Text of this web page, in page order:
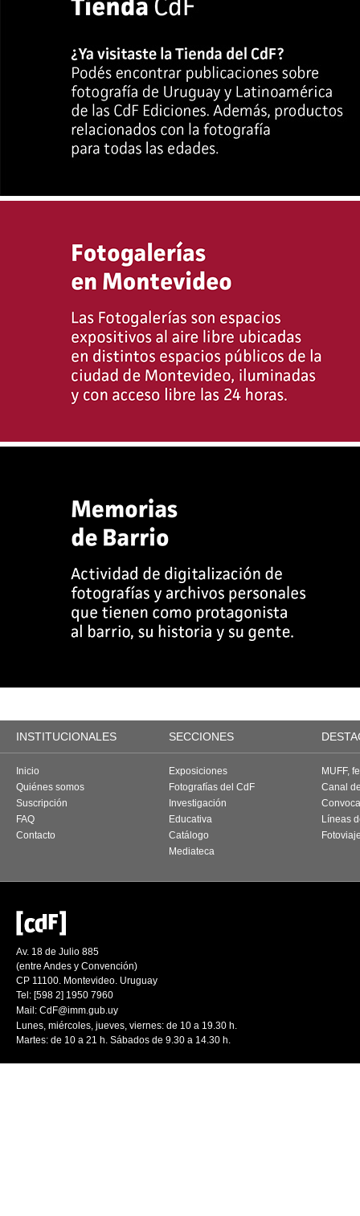
INSTITUCIONALES SECCIONES
Inicio
Quiénes somos
Suscripción
FAQ
Contacto
Exposiciones
Fotografías del CdF
Investigación
Educativa
Catálogo
Mediateca
MUFF,
Canal
Líneas
Av. 18 de Julio 885
(entre Andes y Convención)
CP 11100. Montevideo. Uruguay
Tel: [598 2] 1950 7960
Mail: CdF@imm.gub.uy
Lunes, miércoles, jueves, viernes: de 10 a 19.30 h.
Martes: de 10 a 21 h. Sábados de 9.30 a 14.30 h.